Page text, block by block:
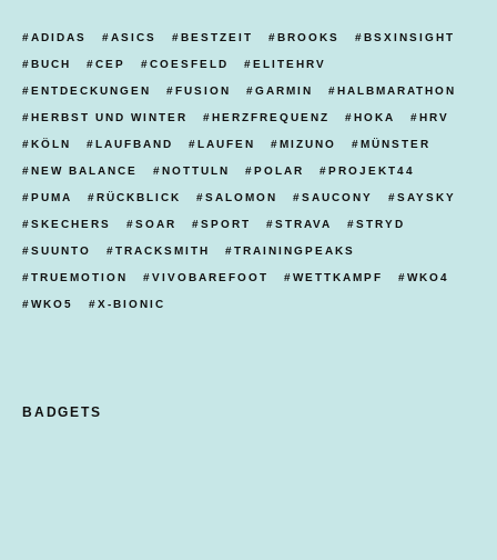
ADIDAS ASICS BESTZEIT BROOKS BSXINSIGHT
BUCH CEP COESFELD ELITEHRV
ENTDECKUNGEN FUSION GARMIN HALBMARATHON
HERBST UND WINTER HERZFREQUENZ HOKA HRV
KÖLN LAUFBAND LAUFEN MIZUNO MÜNSTER
NEW BALANCE NOTTULN POLAR PROJEKT44
PUMA RÜCKBLICK SALOMON SAUCONY SAYSKY
SKECHERS SOAR SPORT STRAVA STRYD
SUUNTO TRACKSMITH TRAININGPEAKS
TRUEMOTION VIVOBAREFOOT WETTKAMPF WKO4
WKO5 X-BIONIC
BADGETS